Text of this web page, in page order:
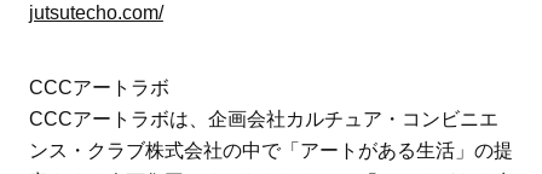
jutsutecho.com/
CCCアートラボ
CCCアートラボは、企画会社カルチュア・コンビニエ
ンス・クラブ株式会社の中で「アートがある生活」の提